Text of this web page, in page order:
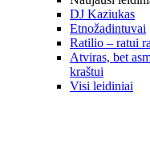
DJ Kaziukas
Etnožadintuvai
Ratilio – ratui
Atviras, bet
kraštui
Visi leidiniai